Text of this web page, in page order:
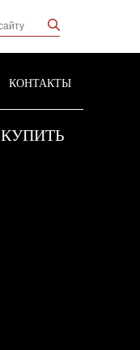
КОНТАКТЫ
КУПИТЬ